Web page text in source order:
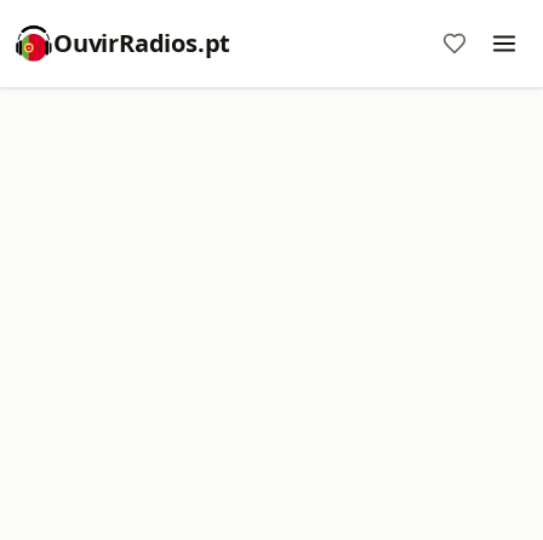
OuvirRadios.pt